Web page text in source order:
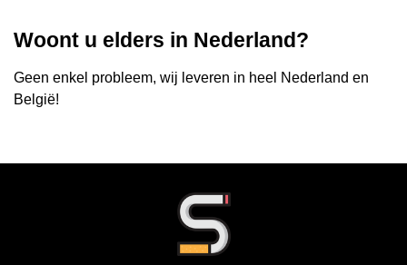
Woont u elders in Nederland?
Geen enkel probleem, wij leveren in heel Nederland en
België!